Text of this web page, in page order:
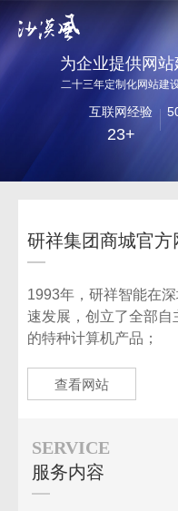
为企业提供网
二十三年定制化网站建
互联网经验
23+
研祥集团商城官
1993年，研祥智能在
速发展，创立了全部自
的特种计算机产品；
查看网站
SERVICE
服务内容